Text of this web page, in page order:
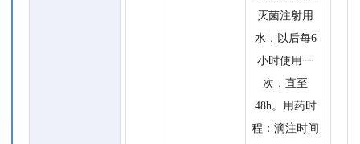
灭菌注射用
水，以后每6
小时使用一
次，直至
48h。用药时
程：滴注时间